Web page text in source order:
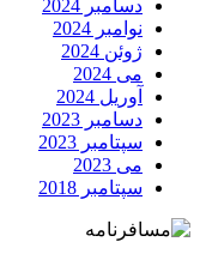
دسامبر 2024
نوامبر 2024
ژوئن 2024
می 2024
آوریل 2024
دسامبر 2023
سپتامبر 2023
می 2023
سپتامبر 2018